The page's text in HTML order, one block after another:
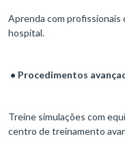
Aprenda com profissionais
hospital.
• Procedimentos
Treine simulações com
centro de treinamento